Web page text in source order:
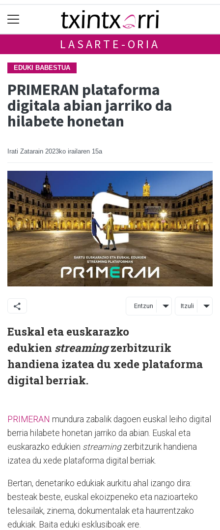
LASARTE-ORIA
EDUKI BABESTUA
PRIMERAN plataforma
digitala abian jarriko da
hilabete honetan
Irati Zatarain 2023ko irailaren 15a
Entzun Itzuli
Euskal eta euskarazko
edukien streamingzerbitzurik
handiena izatea du xede plataforma
digital berriak.
PRIMERAN mundura zabalik dagoen euskal leiho digital
berria hilabete honetan jarriko da abian. Euskal eta
euskarazko edukien streamingzerbitzurik handiena
izatea du xede plataforma digital berriak.
Bertan, denetariko edukiak aurkitu ahal izango dira:
besteak beste, euskal ekoizpeneko eta nazioarteko
telesailak, zinema, dokumentalak eta haurrentzako
edukiak. Baita eduki esklusiboak ere.